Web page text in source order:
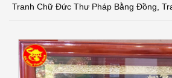
Tranh Chữ Đức Thư Pháp Bằng Đồng,